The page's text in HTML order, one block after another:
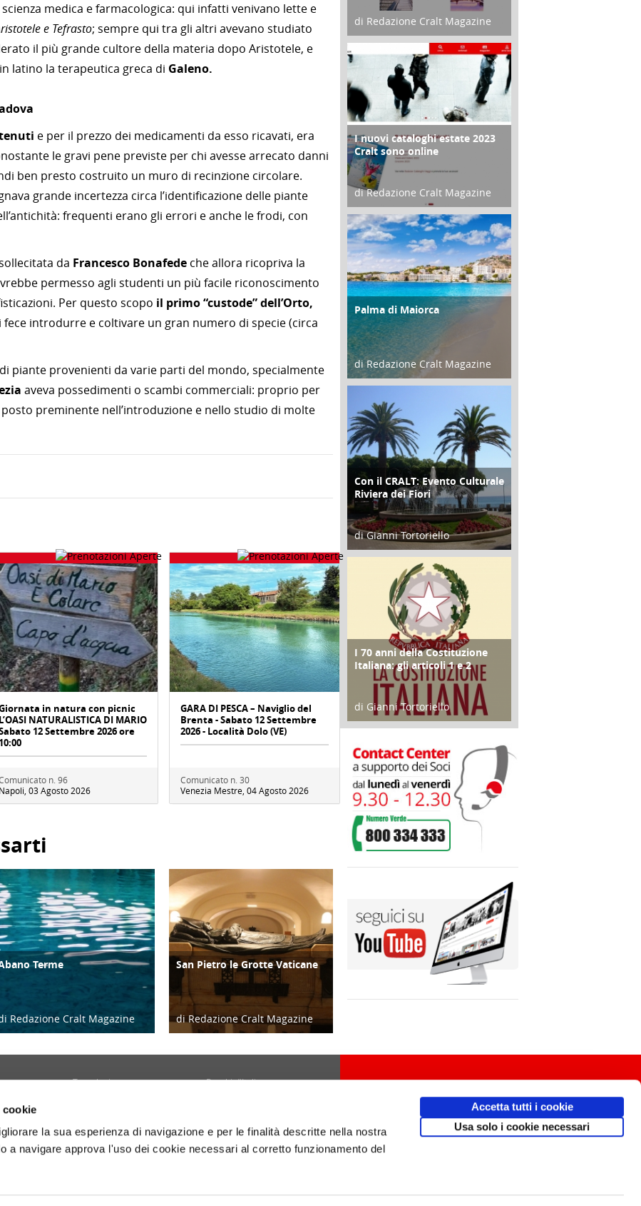
la sua esperienza di navigazione e per le finalità descritte nella nostra
a navigare approva l'uso dei cookie necessari al corretto funzionamento del
Accetta tutti i cookie
Usa solo i cookie necessari
medica e farmacologica: qui infatti venivano lette e
e Tefrasto; sempre qui tra gli altri avevano studiato
il più grande cultore della materia dopo Aristotele, e
latino la terapeutica greca di Galeno.
e per il prezzo dei medicamenti da esso ricavati, era
le gravi pene previste per chi avesse arrecato danni
ben presto costruito un muro di recinzione circolare.
grande incertezza circa l’identificazione delle piante
frequenti erano gli errori e anche le frodi, con
da Francesco Bonafede che allora ricopriva la
permesso agli studenti un più facile riconoscimento
Per questo scopo il primo “custode” dell’Orto,
fece introdurre e coltivare un gran numero di specie (circa
piante provenienti da varie parti del mondo, specialmente
aveva possedimenti o scambi commerciali: proprio per
preminente nell’introduzione e nello studio di molte
in natura con picnic
L’OASI NATURALISTICA DI MARIO
12 Settembre 2026 ore
10:00
n. 96
Napoli, 03 Agosto 2026
GARA DI PESCA – Naviglio del
Brenta - Sabato 12 Settembre
2026 - Località Dolo (VE)
Comunicato n. 30
Venezia Mestre, 04 Agosto 2026
ATTIVITÀTerme
Redazione Cralt Magazine
ATTIVITÀ
San Pietro le Grotte Vaticane
di Redazione Cralt Magazine
di Redazione Cralt Magazine
21 Novembre 2023
CONTRO COPERTINA
I nuovi cataloghi estate 2023
Cralt sono online
di Redazione Cralt Magazine
07 Marzo 2023
ATTIVITÀ
Palma di Maiorca
di Redazione Cralt Magazine
25 Giugno 2016
ATTIVITÀ
Con il CRALT: Evento Culturale
Riviera dei Fiori
di Gianni Tortoriello
16 Febbraio 2018
FOCUS
I 70 anni della Costituzione
Italiana: gli articoli 1 e 2
di Gianni Tortoriello
17 Marzo 2018
Tecnologia
Diario di Viaggio
Attività
Borghi d'Italia
Copertina